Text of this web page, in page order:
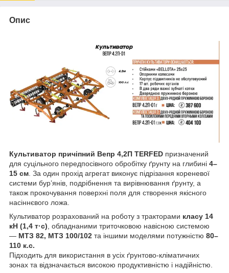
Опис
Культиватор причіпний Вепр 4,2П TERFED призначений
для суцільного передпосівного обробітку ґрунту на глибині 4–
15 см. За один прохід агрегат виконує підрізання кореневої
системи бур’янів, подрібнення та вирівнювання ґрунту, а
також прокочування поверхні поля для створення якісного
насіннєвого ложа.
Культиватор розрахований на роботу з тракторами класу 14
кН (1,4 т·с), обладнаними триточковою навісною системою
— МТЗ 82, МТЗ 100/102 та іншими моделями потужністю 80–
110 к.с.
Підходить для використання в усіх ґрунтово-кліматичних
зонах та відзначається високою продуктивністю і надійністю.